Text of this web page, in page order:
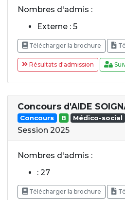
Nombres d'admis :
Externe : 5
Télécharger la brochure
Résultats d'admission
Concours d'AIDE
Concours B Médico-social
Session 2025
Nombres d'admis :
: 27
Télécharger la brochure